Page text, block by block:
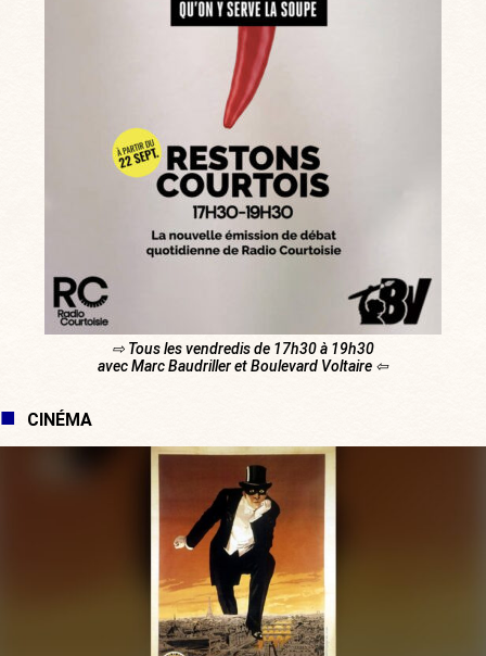
⇨ Tous les vendredis de 17h30 à 19h30
avec Marc Baudriller et Boulevard Voltaire ⇦
CINÉMA